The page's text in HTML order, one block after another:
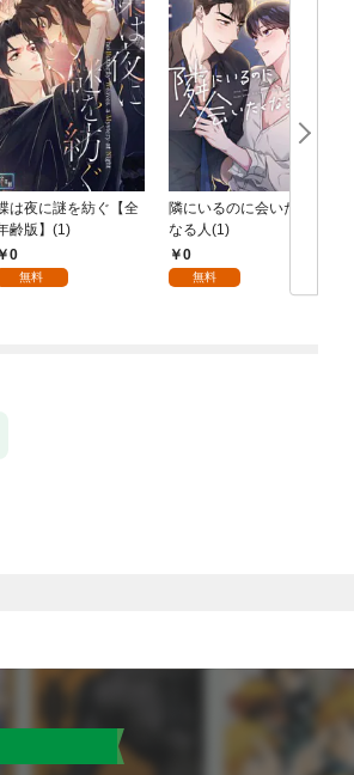
は夜に謎を紡ぐ【全
齢版】(1)
0
無料
隣にいるのに会いたく
なる人(1)
0
無料